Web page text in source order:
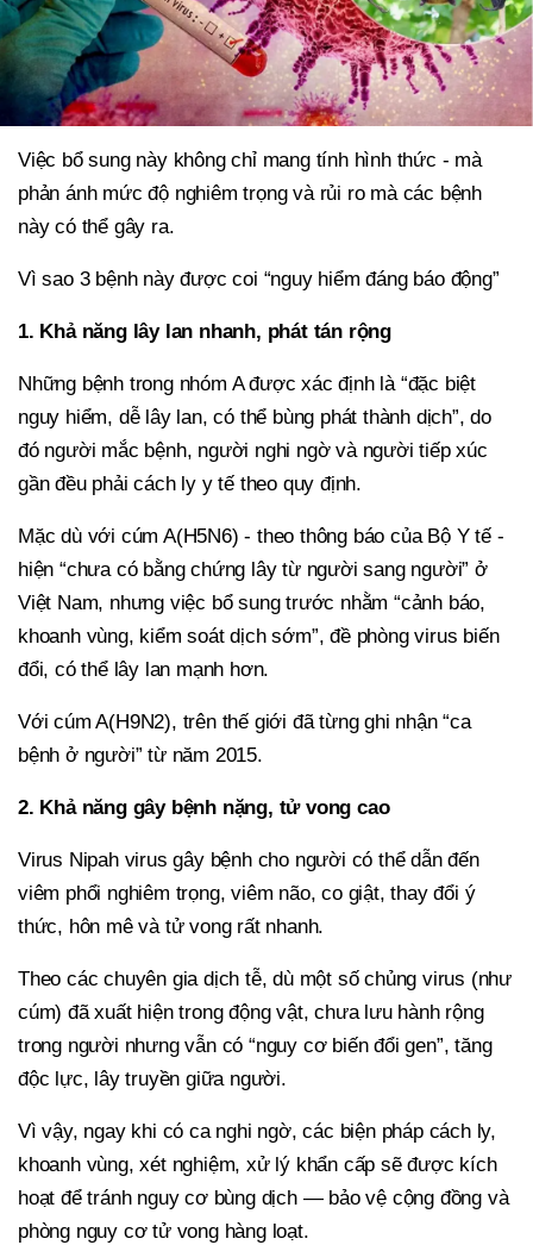
Việc bổ sung này không chỉ mang tính hình thức - mà
phản ánh mức độ nghiêm trọng và rủi ro mà các bệnh
này có thể gây ra.
Vì sao 3 bệnh này được coi “nguy hiểm đáng báo động”
1. Khả năng lây lan nhanh, phát tán rộng
Những bệnh trong nhóm A được xác định là “đặc biệt
nguy hiểm, dễ lây lan, có thể bùng phát thành dịch”, do
đó người mắc bệnh, người nghi ngờ và người tiếp xúc
gần đều phải cách ly y tế theo quy định.
Mặc dù với cúm A(H5N6) - theo thông báo của Bộ Y tế -
hiện “chưa có bằng chứng lây từ người sang người” ở
Việt Nam, nhưng việc bổ sung trước nhằm “cảnh báo,
khoanh vùng, kiểm soát dịch sớm”, đề phòng virus biến
đổi, có thể lây lan mạnh hơn.
Với cúm A(H9N2), trên thế giới đã từng ghi nhận “ca
bệnh ở người” từ năm 2015.
2. Khả năng gây bệnh nặng, tử vong cao
Virus Nipah virus gây bệnh cho người có thể dẫn đến
viêm phổi nghiêm trọng, viêm não, co giật, thay đổi ý
thức, hôn mê và tử vong rất nhanh.
Theo các chuyên gia dịch tễ, dù một số chủng virus (như
cúm) đã xuất hiện trong động vật, chưa lưu hành rộng
trong người nhưng vẫn có “nguy cơ biến đổi gen”, tăng
độc lực, lây truyền giữa người.
Vì vậy, ngay khi có ca nghi ngờ, các biện pháp cách ly,
khoanh vùng, xét nghiệm, xử lý khẩn cấp sẽ được kích
hoạt để tránh nguy cơ bùng dịch — bảo vệ cộng đồng và
phòng nguy cơ tử vong hàng loạt.